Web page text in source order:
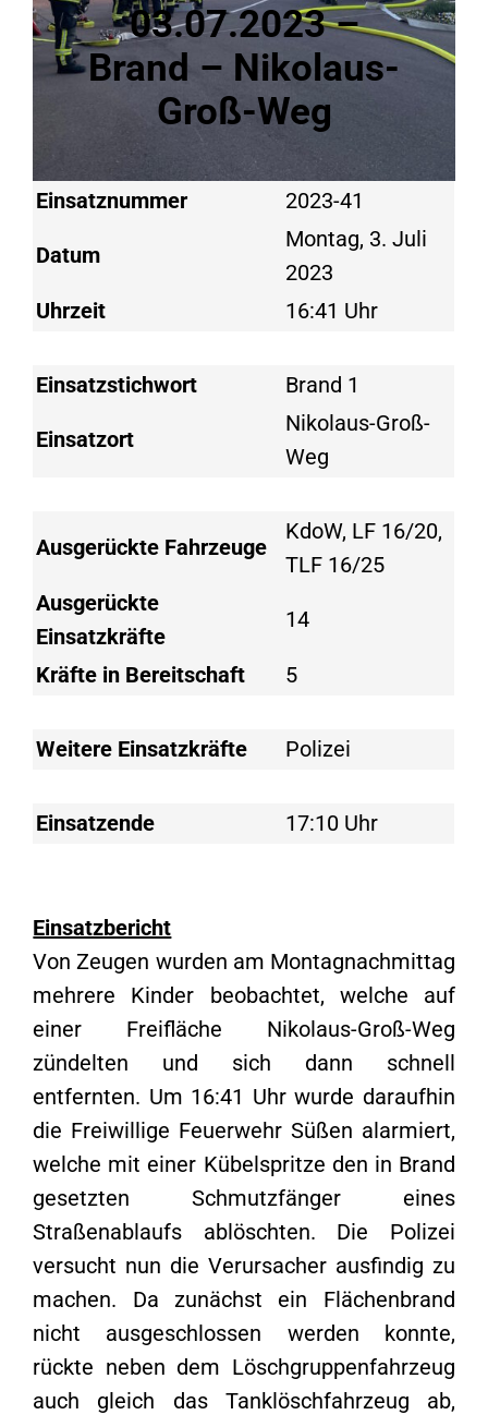
03.07.2023 –
Brand – Nikolaus-
Groß-Weg
Einsatznummer 2023-41
Datum
Montag, 3. Juli
2023
Uhrzeit
16:41 Uhr
Einsatzstichwort Brand 1
Einsatzort
Nikolaus-Groß-
Weg
Ausgerückte Fahrzeuge
KdoW, LF 16/20,
TLF 16/25
Ausgerückte
Einsatzkräfte
14
Kräfte in Bereitschaft 5
Weitere Einsatzkräfte Polizei
Einsatzende 17:10 Uhr
Einsatzbericht
Von Zeugen wurden am Montagnachmittag
mehrere Kinder beobachtet, welche auf
einer Freifläche Nikolaus-Groß-Weg
zündelten und sich dann schnell
entfernten. Um 16:41 Uhr wurde daraufhin
die Freiwillige Feuerwehr Süßen alarmiert,
welche mit einer Kübelspritze den in Brand
gesetzten Schmutzfänger eines
Straßenablaufs ablöschten. Die Polizei
versucht nun die Verursacher ausfindig zu
machen. Da zunächst ein Flächenbrand
nicht ausgeschlossen werden konnte,
rückte neben dem Löschgruppenfahrzeug
auch gleich das Tanklöschfahrzeug ab,